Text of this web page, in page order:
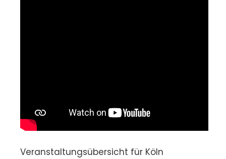
Veranstaltungsübersicht für Köln